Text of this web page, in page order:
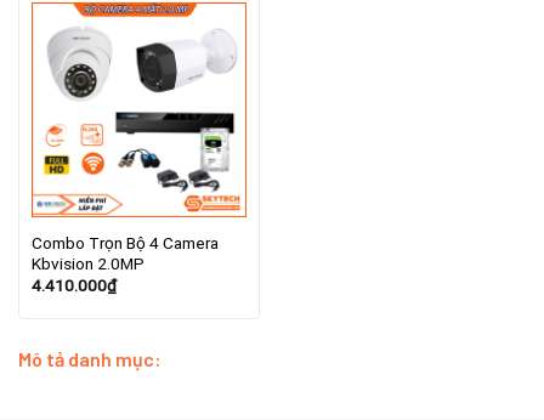
Combo Trọn Bộ 4 Camera
Kbvision 2.0MP
4.410.000₫
Mô tả danh mục: